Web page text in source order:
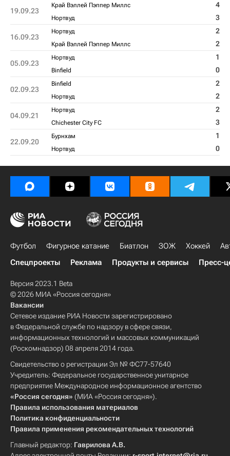
19.09.23
Край Вэллей Пэппер Миллс 4
Нортвуд 3
16.09.23
Нортвуд 2
Край Вэллей Пэппер Миллс 2
05.09.23
Нортвуд 1
Binfield 0
02.09.23
Binfield 2
Нортвуд 2
04.09.21
Нортвуд 2
Chichester City FC 3
22.09.20
Бурнхам 1
Нортвуд 0
Футбол Фигурное катание Биатлон ЗОЖ Хоккей
Спецпроекты
Реклама Продукты и сервисы Пресс-
Версия 2023.1 Beta
© 2026 МИА «Россия сегодня»
Вакансии
Сетевое издание РИА Новости зарегистрировано
в Федеральной службе по надзору в сфере связи,
информационных технологий и массовых коммуникаций
(Роскомнадзор) 08 апреля 2014 года.
Свидетельство о регистрации Эл № ФС77-57640
Учредитель: Федеральное государственное унитарное
предприятие Международное информационное агентство
«Россия сегодня» (МИА «Россия сегодня»).
Правила использования материалов
Политика конфиденциальности
Правила применения рекомендательных технологий
Главный редактор: Гаврилова А.В.